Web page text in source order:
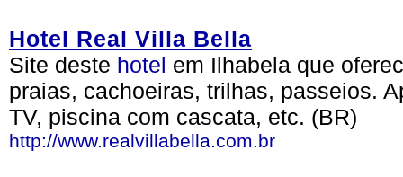
Hotel Real Villa Bella
Site deste hotel em Ilhabela que
praias, cachoeiras, trilhas, passeios.
TV, piscina com cascata, etc. (BR)
http://www.realvillabella.com.br